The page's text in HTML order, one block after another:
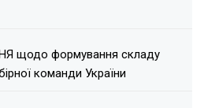
щодо формування складу
команди України